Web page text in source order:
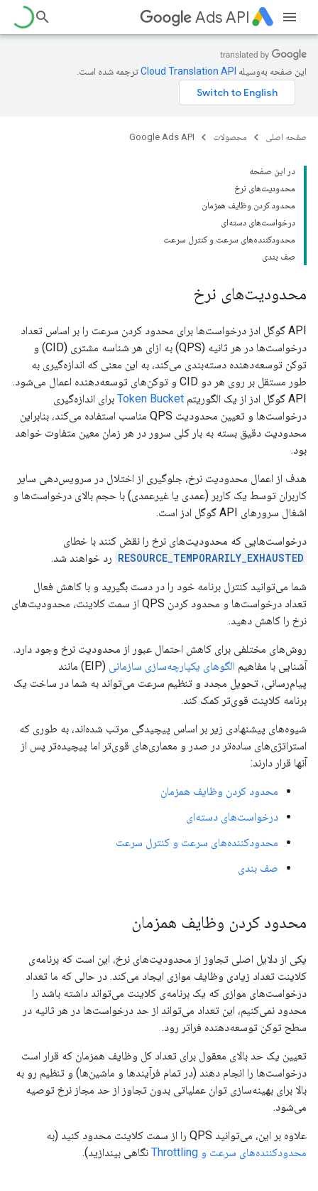
Ads API
این صفحه به‌وسیله ترجمه شده است.
صفحه اصلی محصولات Google Ads API
در این صفحه
محدودیت‌های نرخ
محدود کردن وظایف همزمان
درخواست‌های دسته‌ای
محدودکننده‌های سرعت و کنترل سرعت
صف بندی
محدودیت‌های نرخ
API گوگل ادز درخواست‌ها برای محدود کردن سرعت را بر اساس تعداد
درخواست‌ها در هر ثانیه (QPS) به ازای هر شناسه مشتری (CID) و
توکن توسعه‌دهنده دسته‌بندی می‌کند، به این معنی که اندازه‌گیری به
طور مستقل بر روی هر دو CID و توکن‌های توسعه‌دهنده اعمال می‌شود.
API گوگل ادز از یک الگوریتم
Token Bucket برای اندازه‌گیری
درخواست‌ها و تعیین محدودیت QPS مناسب استفاده می‌کند، بنابراین
محدودیت دقیق بسته به بار کلی سرور در هر زمان معین متفاوت خواهد
بود.
هدف از اعمال محدودیت نرخ، جلوگیری از اختلال در سرویس‌دهی سایر
کاربران توسط یک کاربر (عمدی یا غیرعمدی) با حجم بالای درخواست‌ها و
اشغال سرورهای API گوگل ادز است.
درخواست‌هایی که محدودیت‌های نرخ را نقض کنند با خطای
RESOURCE_TEMPORARILY_EXHAUSTED رد خواهند شد.
شما می‌توانید کنترل برنامه خود را در دست بگیرید و با کاهش فعال
تعداد درخواست‌ها و محدود کردن QPS از سمت کلاینت، محدودیت‌های
نرخ را کاهش دهید.
روش‌های مختلفی برای کاهش احتمال عبور از محدودیت نرخ وجود دارد.
آشنایی با مفاهیم الگوهای یکپارچه‌سازی سازمانی
(EIP) مانند
پیام‌رسانی، تحویل مجدد و تنظیم سرعت می‌تواند به شما در ساخت یک
برنامه کلاینت قوی‌تر کمک کند.
شیوه‌های پیشنهادی زیر بر اساس پیچیدگی مرتب شده‌اند، به طوری که
استراتژی‌های ساده‌تر در صدر و معماری‌های قوی‌تر اما پیچیده‌تر پس از
آنها قرار دارند:
محدود کردن وظایف همزمان
درخواست‌های دسته‌ای
محدودکننده‌های سرعت و کنترل سرعت
صف بندی
محدود کردن وظایف همزمان
یکی از دلایل اصلی تجاوز از محدودیت‌های نرخ، این است که برنامه‌ی
کلاینت تعداد زیادی وظایف موازی ایجاد می‌کند. در حالی که ما تعداد
درخواست‌های موازی که یک برنامه‌ی کلاینت می‌تواند داشته باشد را
محدود نمی‌کنیم، این تعداد می‌تواند از حد درخواست‌ها در هر ثانیه در
سطح توکن توسعه‌دهنده فراتر رود.
تعیین یک حد بالای معقول برای تعداد کل وظایف همزمان که قرار است
درخواست‌ها را انجام دهند (در تمام فرآیندها و ماشین‌ها) و تنظیم رو به
بالا برای بهینه‌سازی توان عملیاتی بدون تجاوز از حد مجاز نرخ توصیه
می‌شود.
علاوه بر این، می‌توانید QPS را از سمت کلاینت محدود کنید (به
محدودکننده‌های سرعت و Throttling
نگاهی بیندازید).